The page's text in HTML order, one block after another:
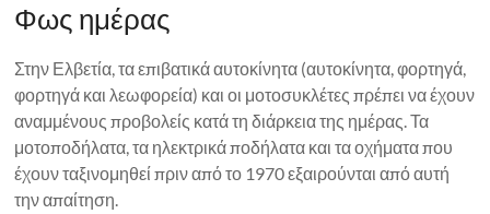
Φως ημέρας
Στην Ελβετία, τα επιβατικά αυτοκίνητα (αυτοκίνητα, φορτηγά,
φορτηγά και λεωφορεία) και οι μοτοσυκλέτες πρέπει να έχουν
αναμμένους προβολείς κατά τη διάρκεια της ημέρας. Τα
μοτοποδήλατα, τα ηλεκτρικά ποδήλατα και τα οχήματα που
έχουν ταξινομηθεί πριν από το 1970 εξαιρούνται από αυτή
την απαίτηση.